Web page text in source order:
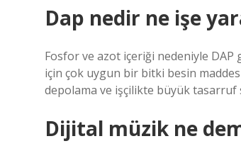
Dap nedir ne işe
Fosfor ve azot içeriği nedeniyle
için çok uygun bir bitki besin
depolama ve işçilikte büyük tasarruf
Dijital müzik ne